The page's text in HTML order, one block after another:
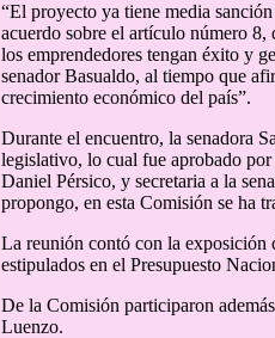
“El proyecto ya tiene media
acuerdo sobre el artículo número
los emprendedores tengan éxito y
senador Basualdo, al tiempo que
crecimiento económico del país”.
Durante el encuentro, la senadora
legislativo, lo cual fue aprobado
Daniel Pérsico, y secretaria a la
propongo, en esta Comisión se ha
La reunión contó con la exposición
estipulados en el Presupuesto
De la Comisión participaron
Luenzo.